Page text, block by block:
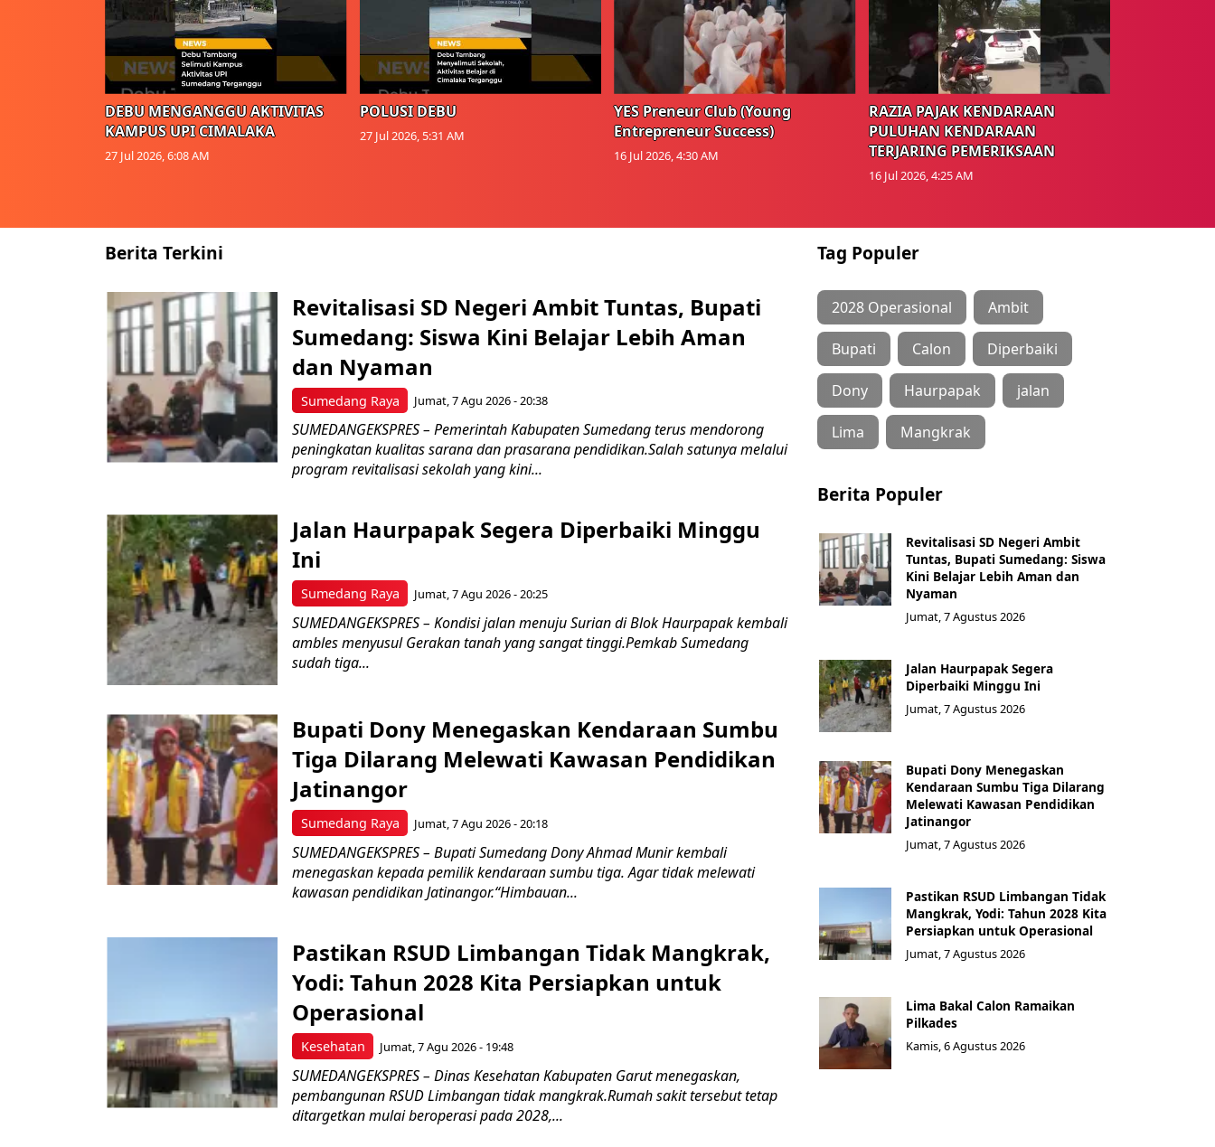
DEBU MENGANGGU AKTIVITAS
KAMPUS UPI CIMALAKA
27 Jul 2026, 6:08 AM
POLUSI DEBU
27 Jul 2026, 5:31 AM
YES Preneur Club (Young
Entrepreneur Success)
16 Jul 2026, 4:30 AM
RAZIA PAJAK KENDARAAN
PULUHAN KENDARAAN
TERJARING PEMERIKSAAN
16 Jul 2026, 4:25 AM
Berita Terkini
Sumedang Raya
Revitalisasi SD Negeri Ambit Tuntas, Bupati
Sumedang: Siswa Kini Belajar Lebih Aman
dan Nyaman
Jumat, 7 Agu 2026 - 20:38
SUMEDANGEKSPRES – Pemerintah Kabupaten Sumedang terus mendorong
peningkatan kualitas sarana dan prasarana pendidikan.Salah satunya melalui
program revitalisasi sekolah yang kini...
Sumedang Raya
Jalan Haurpapak Segera Diperbaiki Minggu
Ini
Jumat, 7 Agu 2026 - 20:25
SUMEDANGEKSPRES – Kondisi jalan menuju Surian di Blok Haurpapak kembali
ambles menyusul Gerakan tanah yang sangat tinggi.Pemkab Sumedang
sudah tiga...
Sumedang Raya
Bupati Dony Menegaskan Kendaraan Sumbu
Tiga Dilarang Melewati Kawasan Pendidikan
Jatinangor
Jumat, 7 Agu 2026 - 20:18
SUMEDANGEKSPRES – Bupati Sumedang Dony Ahmad Munir kembali
menegaskan kepada pemilik kendaraan sumbu tiga. Agar tidak melewati
kawasan pendidikan Jatinangor.“Himbauan...
Kesehatan
Pastikan RSUD Limbangan Tidak Mangkrak,
Yodi: Tahun 2028 Kita Persiapkan untuk
Operasional
Jumat, 7 Agu 2026 - 19:48
SUMEDANGEKSPRES – Dinas Kesehatan Kabupaten Garut menegaskan,
pembangunan RSUD Limbangan tidak mangkrak.Rumah sakit tersebut tetap
ditargetkan mulai beroperasi pada 2028,...
Tag Populer
2028 Operasional Ambit
Bupati Calon Diperbaiki
Dony Haurpapak jalan
Lima Mangkrak
Berita Populer
Revitalisasi SD Negeri Ambit
Tuntas, Bupati Sumedang: Siswa
Kini Belajar Lebih Aman dan
Nyaman
Jumat, 7 Agustus 2026
Jalan Haurpapak Segera
Diperbaiki Minggu Ini
Jumat, 7 Agustus 2026
Bupati Dony Menegaskan
Kendaraan Sumbu Tiga Dilarang
Melewati Kawasan Pendidikan
Jatinangor
Jumat, 7 Agustus 2026
Pastikan RSUD Limbangan Tidak
Mangkrak, Yodi: Tahun 2028 Kita
Persiapkan untuk Operasional
Jumat, 7 Agustus 2026
Lima Bakal Calon Ramaikan
Pilkades
Kamis, 6 Agustus 2026